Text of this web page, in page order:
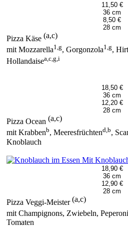
11,50 €
36 cm
8,50 €
28 cm
Pizza Käse (a,c)
mit Mozzarella1,g, Gorgonzola1,g,
Hollandaisea,c,g,i
18,50 €
36 cm
12,20 €
28 cm
Pizza Ocean (a,c)
mit Krabbenb, Meeresfrüchtend,b,
Knoblauch
Mit
18,90 €
36 cm
12,90 €
28 cm
Pizza Veggi-Meister (a,c)
mit Champignons, Zwiebeln, Peperoni
Tomaten